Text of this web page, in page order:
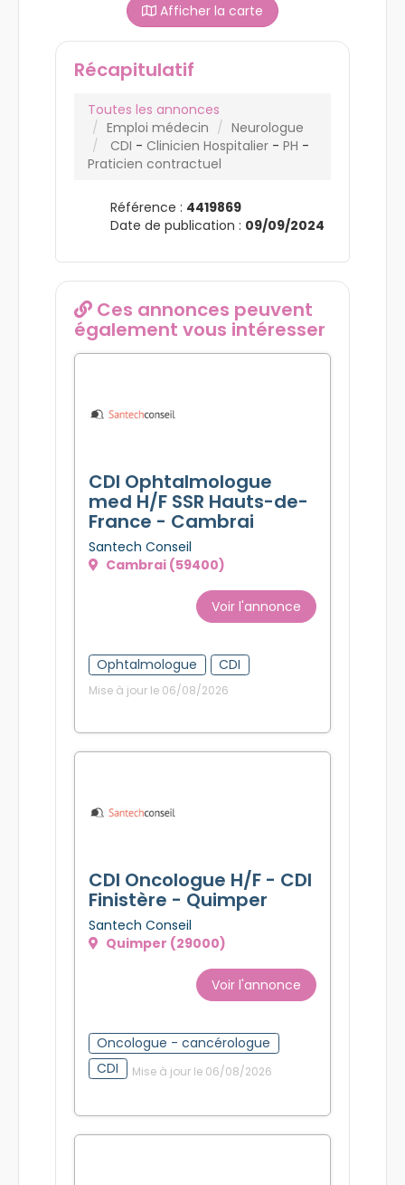
Afficher la carte
Récapitulatif
Toutes les annonces
Emploi médecin
Neurologue
CDI - Clinicien Hospitalier - PH -
Praticien contractuel
Référence : 4419869
Date de publication : 09/09/2024
Ces annonces peuvent
également vous intéresser
CDI Ophtalmologue
med H/F SSR Hauts-de-
France - Cambrai
Santech Conseil
Cambrai (59400)
Voir l'annonce
Ophtalmologue CDI
Mise à jour le 06/08/2026
CDI Oncologue H/F - CDI
Finistère - Quimper
Santech Conseil
Quimper (29000)
Voir l'annonce
Oncologue - cancérologue
CDI
Mise à jour le 06/08/2026